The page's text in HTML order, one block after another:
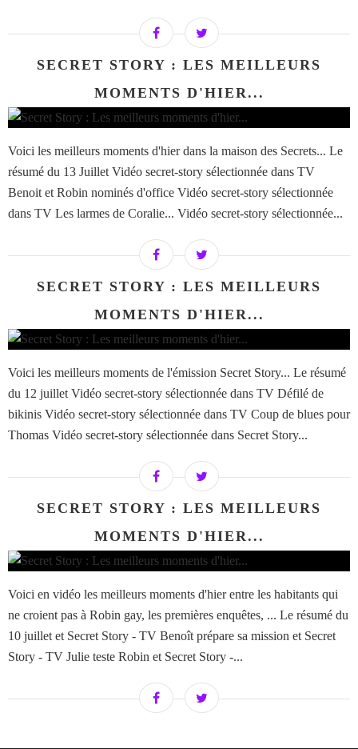
SECRET STORY : LES MEILLEURS
MOMENTS D'HIER...
Voici les meilleurs moments d'hier dans la maison des Secrets... Le
résumé du 13 Juillet Vidéo secret-story sélectionnée dans TV
Benoit et Robin nominés d'office Vidéo secret-story sélectionnée
dans TV Les larmes de Coralie... Vidéo secret-story sélectionnée...
SECRET STORY : LES MEILLEURS
MOMENTS D'HIER...
Voici les meilleurs moments de l'émission Secret Story... Le résumé
du 12 juillet Vidéo secret-story sélectionnée dans TV Défilé de
bikinis Vidéo secret-story sélectionnée dans TV Coup de blues pour
Thomas Vidéo secret-story sélectionnée dans Secret Story...
SECRET STORY : LES MEILLEURS
MOMENTS D'HIER...
Voici en vidéo les meilleurs moments d'hier entre les habitants qui
ne croient pas à Robin gay, les premières enquêtes, ... Le résumé du
10 juillet et Secret Story - TV Benoît prépare sa mission et Secret
Story - TV Julie teste Robin et Secret Story -...